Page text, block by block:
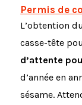
Permis de
L’obtention
casse-tête
d’attente
d’année en
sésame.